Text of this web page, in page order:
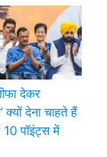
देकर
क्यों देना चाहते हैं
10 पॉइंट्स में